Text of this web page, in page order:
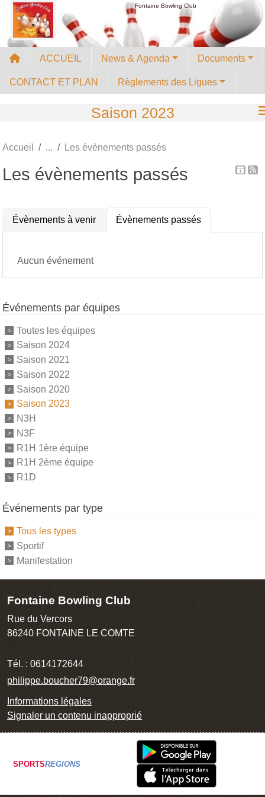
Fontaine Bowling Club
ACCUEIL News & Agenda Documents
CONTACT ET PLAN Règlements des Ligues
Saison 2023
Accueil Les évènements passés
Les évènements passés
Évènements à venir Évènements passés
Aucun événement
Événements par équipes
Toutes les équipes
Saison 2024
Saison 2021
Saison 2022
Saison 2020
Saison 2023
N3H
N3F
R1H 1ère équipe
R1H 2ème équipe
R1D
Événements par type
Tous les types
Sportif
Manifestation
Fontaine Bowling Club
Rue du Vercors
86240 FONTAINE LE COMTE
Tél. : 0614172644
philippe.boucher79@orange.fr
Informations légales
Signaler un contenu inapproprié
SPORTSREGIONS
Panneau de gestion des cookies